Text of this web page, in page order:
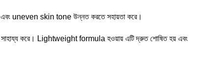
uneven skin tone উন্নত করতে সহায়তা করে।
করে। Lightweight formula হওয়ায় এটি দ্রুত শোষিত হয় এবং